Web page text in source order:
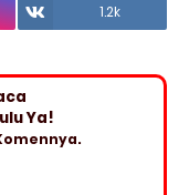
1.2k
Ya!